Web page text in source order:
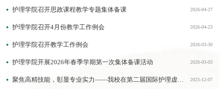
2026-04-27
护理学院召开思政课程教学专题集体备课
2026-04-23
护理学院召开4月份教学工作例会
2026-03-30
护理学院召开教学工作例会
2026-03-03
护理学院开展2026年春季学期第一次集体备课活动
2025-12-07
聚焦高精技能，彰显专业实力——我校在第二届国际护理虚实结合创新赛中再获殊荣